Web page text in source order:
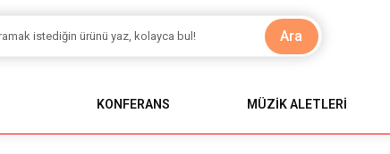
Ara
KONFERANS MÜZİK ALETLERİ